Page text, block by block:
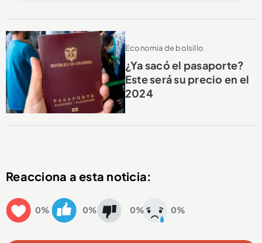
Economia de bolsillo
¿Ya sacó el pasaporte?
Este será su precio en el
2024
Reacciona a esta noticia:
0% 0% 0% 0%